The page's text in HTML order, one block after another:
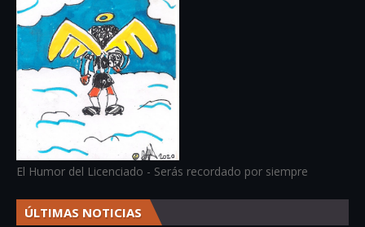
El Humor del Licenciado - Serás recordado por siempre
ÚLTIMAS NOTICIAS